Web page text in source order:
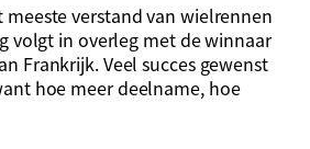
meeste verstand van wielrennen
volgt in overleg met de winnaar
Frankrijk. Veel succes gewenst
hoe meer deelname, hoe